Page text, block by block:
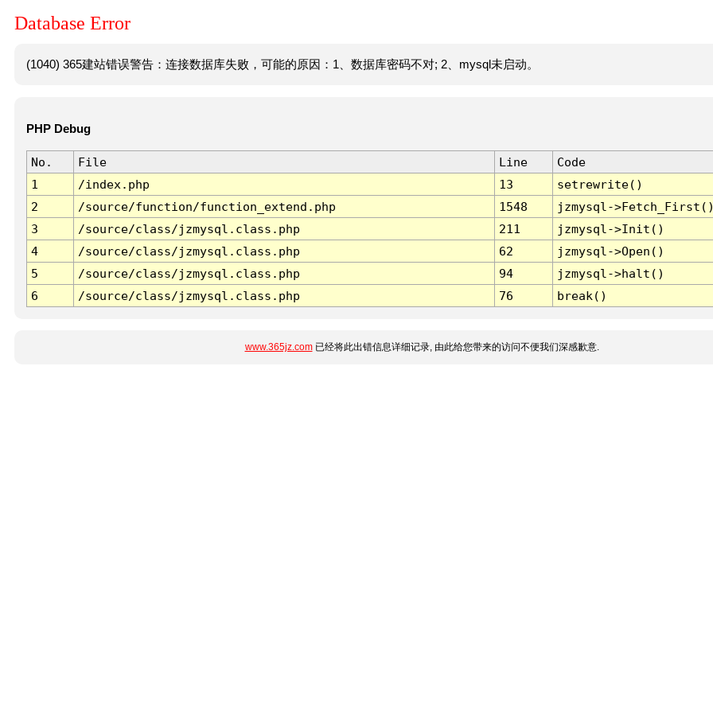
Database Error
(1040) 365建站错误警告：连接数据库失败，可能的原因：1、数据库密码不对; 2、mysql未启动。
PHP Debug
No. File Line
Code
1
/index.php 13
setrewrite()
2
/source/function/function_extend.php 1548
jzmysql-
3
/source/class/jzmysql.class.php 211
jzmysql->Init()
4
/source/class/jzmysql.class.php 62
jzmysql->Open()
5
/source/class/jzmysql.class.php 94
jzmysql->halt()
6
/source/class/jzmysql.class.php 76 break()
www.365jz.com已经将此出错信息详细记录, 由此给您带来的访问不便我们深感歉意.